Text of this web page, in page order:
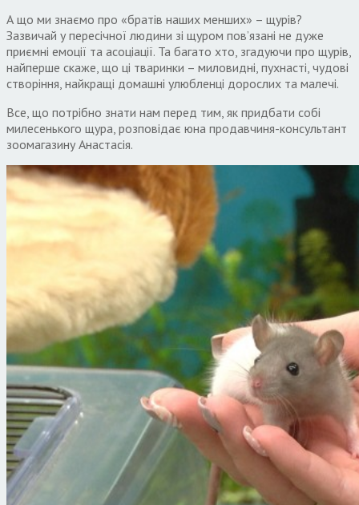
А що ми знаємо про «братів наших менших» – щурів?
Зазвичай у пересічної людини зі щуром пов’язані не дуже
приємні емоції та асоціації. Та багато хто, згадуючи про щурів,
найперше скаже, що ці тваринки – миловидні, пухнасті, чудові
створіння, найкращі домашні улюбленці дорослих та малечі.
Все, що потрібно знати нам перед тим, як придбати собі
милесенького щура, розповідає юна продавчиня-консультант
зоомагазину Анастасія.